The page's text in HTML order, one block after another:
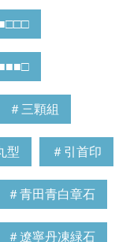
＃三顆組
型 ＃引首印
＃青田青白章石
＃遼寧丹凍緑石